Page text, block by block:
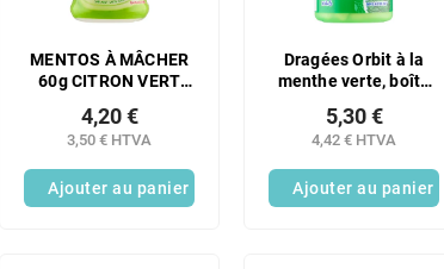
MENTOS À MÂCHER
60g CITRON VERT
3,50 € HTVA
4,20 €
Ajouter au panier
Dragées Orbit à la
menthe verte, boîte
4,42 € HTVA
5,30 €
Ajouter au panier